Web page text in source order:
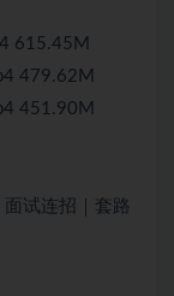
615.45M
479.62M
451.90M
试连招｜套路